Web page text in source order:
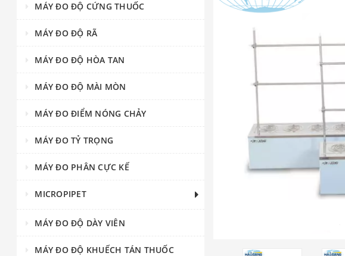
MÁY ĐO ĐỘ CỨNG THUỐC
MÁY ĐO ĐỘ RÃ
MÁY ĐO ĐỘ HÒA TAN
MÁY ĐO ĐỘ MÀI MÒN
MÁY ĐO ĐIỂM NÓNG CHẢY
MÁY ĐO TỶ TRỌNG
MÁY ĐO PHÂN CỰC KẾ
MICROPIPET
MÁY ĐO ĐỘ DÀY VIÊN
MÁY ĐO ĐỘ KHUẾCH TÁN THUỐC